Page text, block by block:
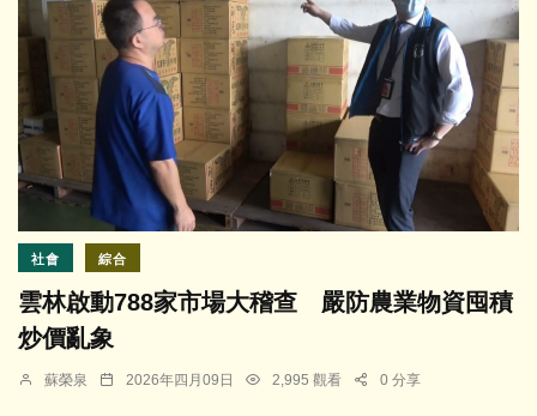
社會 綜合
雲林啟動788家市場大稽查 嚴防農業物資囤積
炒價亂象
蘇榮泉 2026年四月09日 2,995 觀看 0 分享